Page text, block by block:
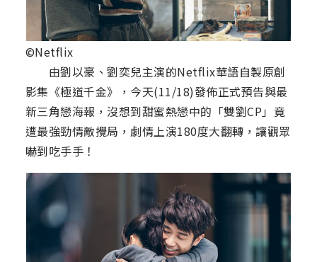
©Netflix
由劉以豪、劉奕兒主演的Netflix華語自製原創
影集《極道千金》，今天(11/18)發佈正式預告與最
新三角戀海報，沒想到甜蜜熱戀中的「雙劉CP」竟
遭最強勁情敵攪局，劇情上演180度大翻轉，讓觀眾
嚇到吃手手！